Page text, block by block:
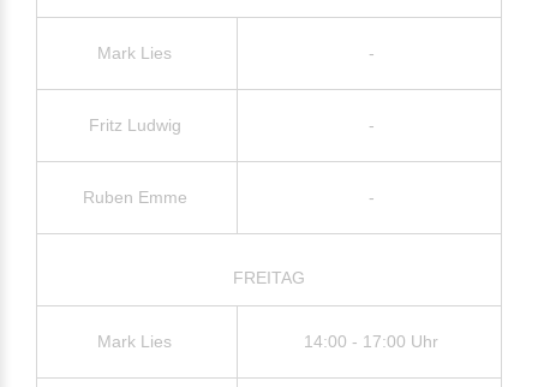
Mark Lies -
Fritz Ludwig -
Ruben Emme -
FREITAG
Mark Lies 14:00 - 17:00 Uhr